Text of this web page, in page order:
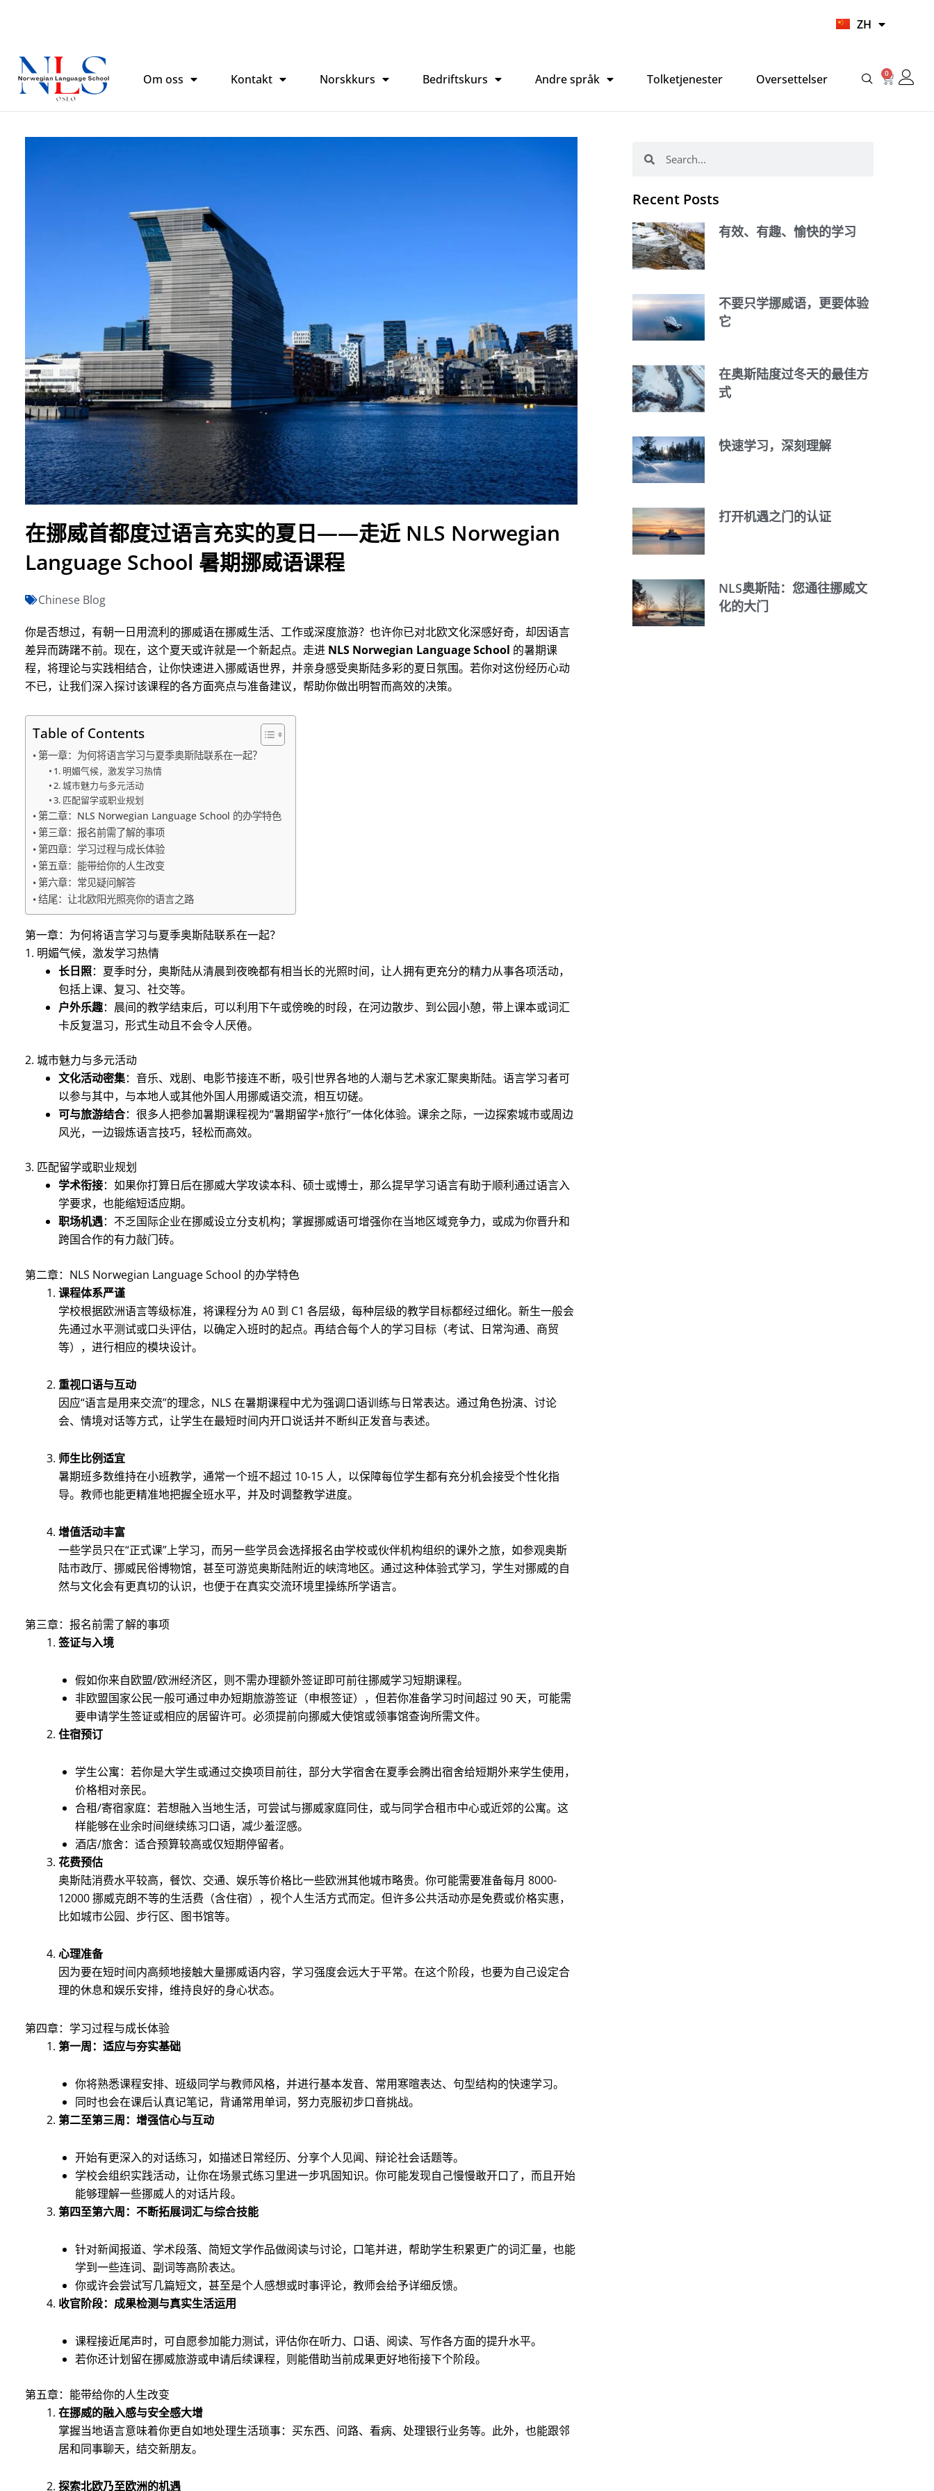
ZH
HI
Om oss Kontakt Norskkurs Bedriftskurs Andre språk Tolketjenester Oversettelser 0
Cart
在挪威首都度过语言充实的夏日——走近 NLS Norwegian
Language School 暑期挪威语课程
Chinese Blog
你是否想过，有朝一日用流利的挪威语在挪威生活、工作或深度旅游？也许你已对北欧文化深感好奇，却因语言
差异而踌躇不前。现在，这个夏天或许就是一个新起点。走进 NLS Norwegian Language School 的暑期课
程，将理论与实践相结合，让你快速进入挪威语世界，并亲身感受奥斯陆多彩的夏日氛围。若你对这份经历心动
不已，让我们深入探讨该课程的各方面亮点与准备建议，帮助你做出明智而高效的决策。
Table of Contents
第一章：为何将语言学习与夏季奥斯陆联系在一起？
1. 明媚气候，激发学习热情
2. 城市魅力与多元活动
3. 匹配留学或职业规划
第二章：NLS Norwegian Language School 的办学特色
第三章：报名前需了解的事项
第四章：学习过程与成长体验
第五章：能带给你的人生改变
第六章：常见疑问解答
结尾：让北欧阳光照亮你的语言之路
第一章：为何将语言学习与夏季奥斯陆联系在一起？
1. 明媚气候，激发学习热情
长日照：夏季时分，奥斯陆从清晨到夜晚都有相当长的光照时间，让人拥有更充分的精力从事各项活动，
包括上课、复习、社交等。
户外乐趣：晨间的教学结束后，可以利用下午或傍晚的时段，在河边散步、到公园小憩，带上课本或词汇
卡反复温习，形式生动且不会令人厌倦。
2. 城市魅力与多元活动
文化活动密集：音乐、戏剧、电影节接连不断，吸引世界各地的人潮与艺术家汇聚奥斯陆。语言学习者可
以参与其中，与本地人或其他外国人用挪威语交流，相互切磋。
可与旅游结合：很多人把参加暑期课程视为“暑期留学+旅行”一体化体验。课余之际，一边探索城市或周边
风光，一边锻炼语言技巧，轻松而高效。
3. 匹配留学或职业规划
学术衔接：如果你打算日后在挪威大学攻读本科、硕士或博士，那么提早学习语言有助于顺利通过语言入
学要求，也能缩短适应期。
职场机遇：不乏国际企业在挪威设立分支机构；掌握挪威语可增强你在当地区域竞争力，或成为你晋升和
跨国合作的有力敲门砖。
第二章：NLS Norwegian Language School 的办学特色
课程体系严谨
学校根据欧洲语言等级标准，将课程分为 A0 到 C1 各层级，每种层级的教学目标都经过细化。新生一般会
先通过水平测试或口头评估，以确定入班时的起点。再结合每个人的学习目标（考试、日常沟通、商贸
等），进行相应的模块设计。
重视口语与互动
因应“语言是用来交流”的理念，NLS 在暑期课程中尤为强调口语训练与日常表达。通过角色扮演、讨论
会、情境对话等方式，让学生在最短时间内开口说话并不断纠正发音与表述。
师生比例适宜
暑期班多数维持在小班教学，通常一个班不超过 10-15 人，以保障每位学生都有充分机会接受个性化指
导。教师也能更精准地把握全班水平，并及时调整教学进度。
增值活动丰富
一些学员只在“正式课”上学习，而另一些学员会选择报名由学校或伙伴机构组织的课外之旅，如参观奥斯
陆市政厅、挪威民俗博物馆，甚至可游览奥斯陆附近的峡湾地区。通过这种体验式学习，学生对挪威的自
然与文化会有更真切的认识，也便于在真实交流环境里操练所学语言。
第三章：报名前需了解的事项
签证与入境
假如你来自欧盟/欧洲经济区，则不需办理额外签证即可前往挪威学习短期课程。
非欧盟国家公民一般可通过申办短期旅游签证（申根签证），但若你准备学习时间超过 90 天，可能需
要申请学生签证或相应的居留许可。必须提前向挪威大使馆或领事馆查询所需文件。
住宿预订
学生公寓：若你是大学生或通过交换项目前往，部分大学宿舍在夏季会腾出宿舍给短期外来学生使用，
价格相对亲民。
合租/寄宿家庭：若想融入当地生活，可尝试与挪威家庭同住，或与同学合租市中心或近郊的公寓。这
样能够在业余时间继续练习口语，减少羞涩感。
酒店/旅舍：适合预算较高或仅短期停留者。
花费预估
奥斯陆消费水平较高，餐饮、交通、娱乐等价格比一些欧洲其他城市略贵。你可能需要准备每月 8000-
12000 挪威克朗不等的生活费（含住宿），视个人生活方式而定。但许多公共活动亦是免费或价格实惠，
比如城市公园、步行区、图书馆等。
心理准备
因为要在短时间内高频地接触大量挪威语内容，学习强度会远大于平常。在这个阶段，也要为自己设定合
理的休息和娱乐安排，维持良好的身心状态。
第四章：学习过程与成长体验
第一周：适应与夯实基础
你将熟悉课程安排、班级同学与教师风格，并进行基本发音、常用寒暄表达、句型结构的快速学习。
同时也会在课后认真记笔记，背诵常用单词，努力克服初步口音挑战。
第二至第三周：增强信心与互动
开始有更深入的对话练习，如描述日常经历、分享个人见闻、辩论社会话题等。
学校会组织实践活动，让你在场景式练习里进一步巩固知识。你可能发现自己慢慢敢开口了，而且开始
能够理解一些挪威人的对话片段。
第四至第六周：不断拓展词汇与综合技能
针对新闻报道、学术段落、简短文学作品做阅读与讨论，口笔并进，帮助学生积累更广的词汇量，也能
学到一些连词、副词等高阶表达。
你或许会尝试写几篇短文，甚至是个人感想或时事评论，教师会给予详细反馈。
收官阶段：成果检测与真实生活运用
课程接近尾声时，可自愿参加能力测试，评估你在听力、口语、阅读、写作各方面的提升水平。
若你还计划留在挪威旅游或申请后续课程，则能借助当前成果更好地衔接下个阶段。
第五章：能带给你的人生改变
在挪威的融入感与安全感大增
掌握当地语言意味着你更自如地处理生活琐事：买东西、问路、看病、处理银行业务等。此外，也能跟邻
居和同事聊天，结交新朋友。
探索北欧乃至欧洲的机遇
Recent Posts
有效、有趣、愉快的学习
不要只学挪威语，更要体验
它
在奥斯陆度过冬天的最佳方
式
快速学习，深刻理解
打开机遇之门的认证
NLS奥斯陆：您通往挪威文
化的大门